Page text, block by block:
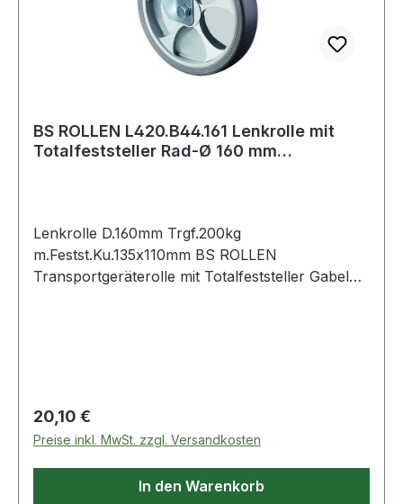
BS ROLLEN L420.B44.161 Lenkrolle mit
Totalfeststeller Rad-Ø 160 mm
Lenkrolle D.160mm Trgf.200kg
m.Festst.Ku.135x110mm BS ROLLEN
Transportgeräterolle mit Totalfeststeller Gabel
Totalfeststeller nachlaufend montiert Weitere
technische Eigenschaften: ·
Schraublochentfernung: 105x75/80mm
Regulärer Preis:
20,10 €
Preise inkl. MwSt. zzgl. Versandkosten
In den Warenkorb